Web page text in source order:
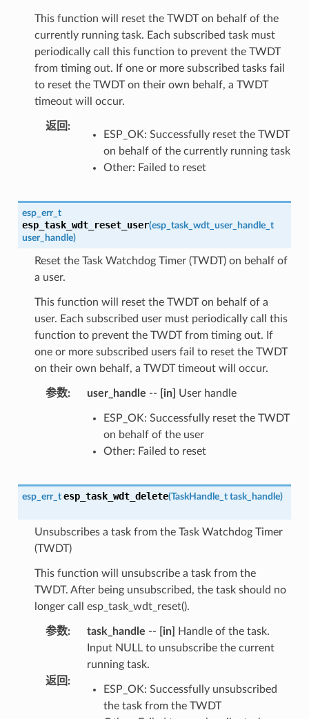
This function will reset the TWDT on behalf of the
currently running task. Each subscribed task must
periodically call this function to prevent the TWDT
from timing out. If one or more subscribed tasks fail
to reset the TWDT on their own behalf, a TWDT
timeout will occur.
返回 :
ESP_OK: Successfully reset the TWDT
on behalf of the currently running task
Other: Failed to reset
esp_err_t
esp_task_wdt_reset_user(esp_task_wdt_user_handle_t
user_handle)
Reset the Task Watchdog Timer (TWDT) on behalf of
a user.
This function will reset the TWDT on behalf of a
user. Each subscribed user must periodically call this
function to prevent the TWDT from timing out. If
one or more subscribed users fail to reset the TWDT
on their own behalf, a TWDT timeout will occur.
参数: user_handle -- [in] User handle
ESP_OK: Successfully reset the TWDT
on behalf of the user
Other: Failed to reset
esp_err_t esp_task_wdt_delete(TaskHandle_t task_handle)
Unsubscribes a task from the Task Watchdog Timer
(TWDT)
This function will unsubscribe a task from the
TWDT. After being unsubscribed, the task should no
longer call esp_task_wdt_reset().
参数: task_handle -- [in]
Handle of the task.
Input NULL to unsubscribe the current
running task.
返回 :
ESP_OK: Successfully unsubscribed
the task from the TWDT